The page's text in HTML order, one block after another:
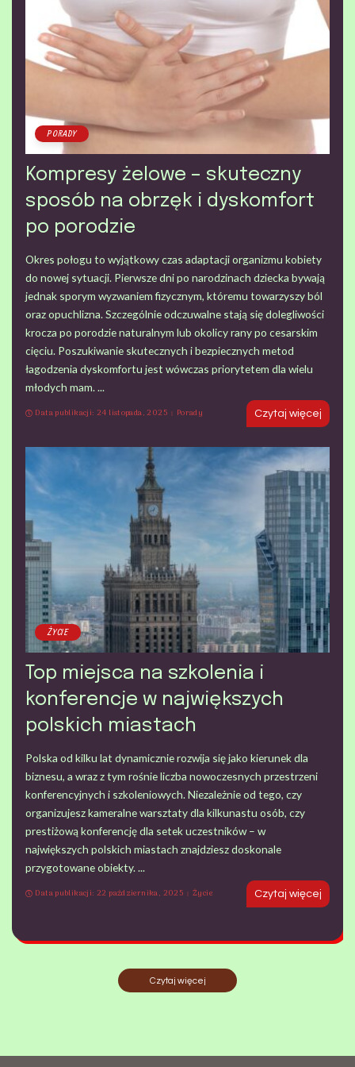
PORADY
Kompresy żelowe – skuteczny
sposób na obrzęk i dyskomfort
po porodzie
Okres połogu to wyjątkowy czas adaptacji organizmu kobiety
do nowej sytuacji. Pierwsze dni po narodzinach dziecka bywają
jednak sporym wyzwaniem fizycznym, któremu towarzyszy ból
oraz opuchlizna. Szczególnie odczuwalne stają się dolegliwości
krocza po porodzie naturalnym lub okolicy rany po cesarskim
cięciu. Poszukiwanie skutecznych i bezpiecznych metod
łagodzenia dyskomfortu jest wówczas priorytetem dla wielu
młodych mam. ...
Data publikacji: 24 listopada, 2025
Porady Czytaj więcej
ŻYCIE
Top miejsca na szkolenia i
konferencje w największych
polskich miastach
Polska od kilku lat dynamicznie rozwija się jako kierunek dla
biznesu, a wraz z tym rośnie liczba nowoczesnych przestrzeni
konferencyjnych i szkoleniowych. Niezależnie od tego, czy
organizujesz kameralne warsztaty dla kilkunastu osób, czy
prestiżową konferencję dla setek uczestników – w
największych polskich miastach znajdziesz doskonale
przygotowane obiekty. ...
Data publikacji: 22 października, 2025
Życie Czytaj więcej
Czytaj więcej